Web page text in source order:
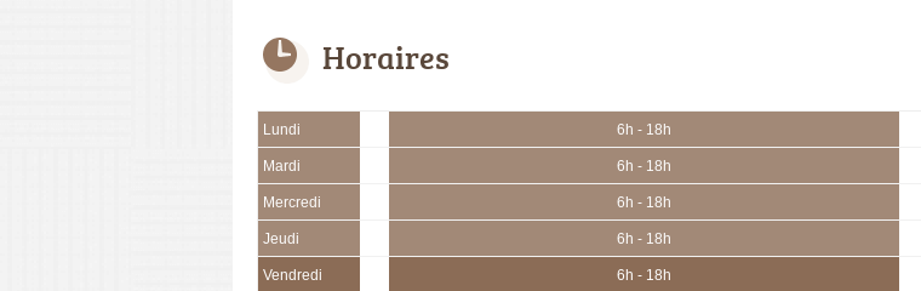
Horaires
Lundi 6h - 18h
Mardi 6h - 18h
Mercredi 6h - 18h
Jeudi 6h - 18h
Vendredi 6h - 18h